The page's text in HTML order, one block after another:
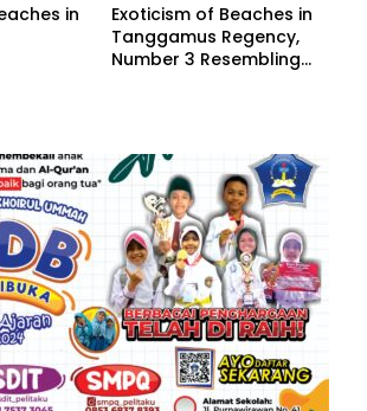
in
Exoticism of Beaches in
Tanggamus Regency,
Number 3 Resembling